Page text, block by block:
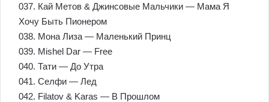
037. Кай Метов & Джинсовые Мальчики — Мама Я
Хочу Быть Пионером
038. Мона Лиза — Маленький Принц
039. Mishel Dar — Free
040. Тати — До Утра
041. Селфи — Лед
042. Filatov & Karas — В Прошлом